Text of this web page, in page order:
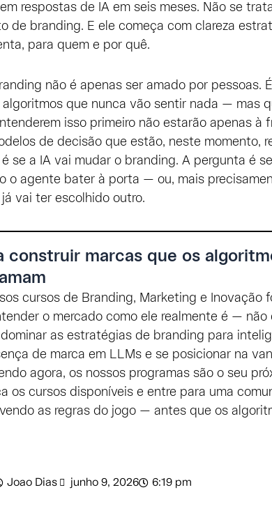
respostas de IA em seis meses. Não se
de branding. E ele começa com clareza
para quem e por quê.
não é apenas ser amado por pessoas.
que nunca vão sentir nada — mas
isso primeiro não estarão apenas à
de decisão que estão, neste momento,
se a IA vai mudar o branding. A pergunta é
o agente bater à porta — ou, mais
vai ter escolhido outro.
construir marcas que os
cursos de Branding, Marketing e Inovação
o mercado como ele realmente é — não
as estratégias de branding para
de marca em LLMs e se posicionar na
agora, os nossos programas são o seu
os cursos disponíveis e entre para uma
as regras do jogo — antes que os
Joao Dias junho 9, 2026 6:19 pm